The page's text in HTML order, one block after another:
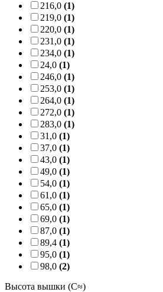
216,0 (1)
219,0 (1)
220,0 (1)
231,0 (1)
234,0 (1)
24,0 (1)
246,0 (1)
253,0 (1)
264,0 (1)
272,0 (1)
283,0 (1)
31,0 (1)
37,0 (1)
43,0 (1)
49,0 (1)
54,0 (1)
61,0 (1)
65,0 (1)
69,0 (1)
87,0 (1)
89,4 (1)
95,0 (1)
98,0 (2)
Высота вышки (C≈)